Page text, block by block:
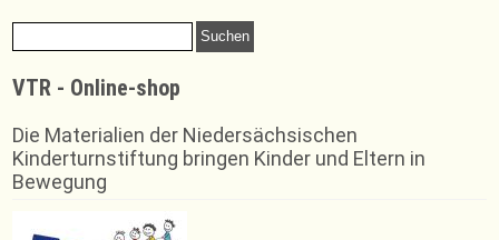
size.
Suchen
nach:
VTR - Online-shop
Die Materialien der Niedersächsischen
Kinderturnstiftung bringen Kinder und Eltern in
Bewegung